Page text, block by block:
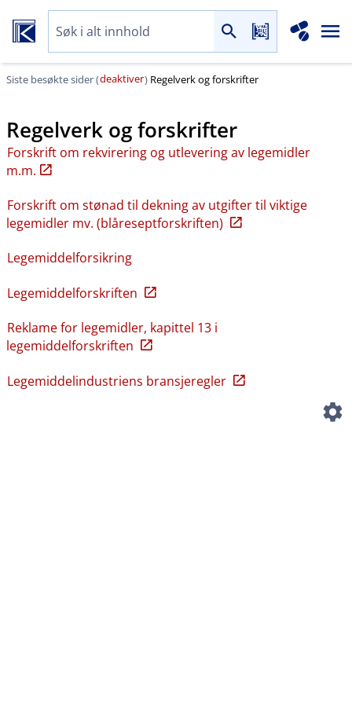
Siste besøkte sider (deaktiver) Regelverk og forskrifter
Regelverk og forskrifter
Forskrift om rekvirering og utlevering av legemidler
m.m.
Forskrift om stønad til dekning av utgifter til viktige
legemidler mv. (blåreseptforskriften)
Legemiddelforsikring
Legemiddelforskriften
Reklame for legemidler, kapittel 13 i
legemiddelforskriften
Legemiddelindustriens bransjeregler